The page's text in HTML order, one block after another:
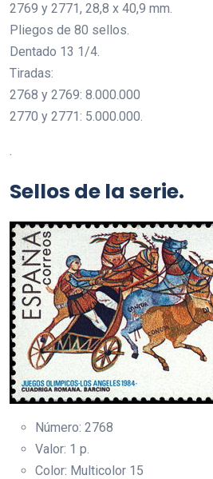
2769 y 2771, 28,8 x 40,9 mm.
Pliegos de 80 sellos.
Dentado 13 1/4.
Tiradas:
2768 y 2769: 8.000.000
2770 y 2771: 5.000.000.
.
Sellos de la serie.
Número: 2768
Valor: 1 p.
Color: Multicolor 15